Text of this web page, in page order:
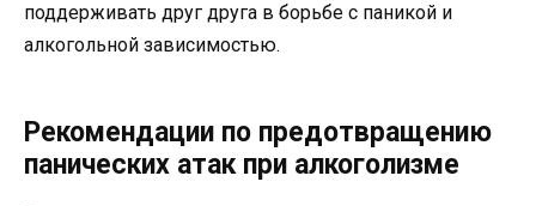
поддерживать друг друга в борьбе с паникой и
алкогольной зависимостью.
Рекомендации по предотвращению
панических атак при алкоголизме